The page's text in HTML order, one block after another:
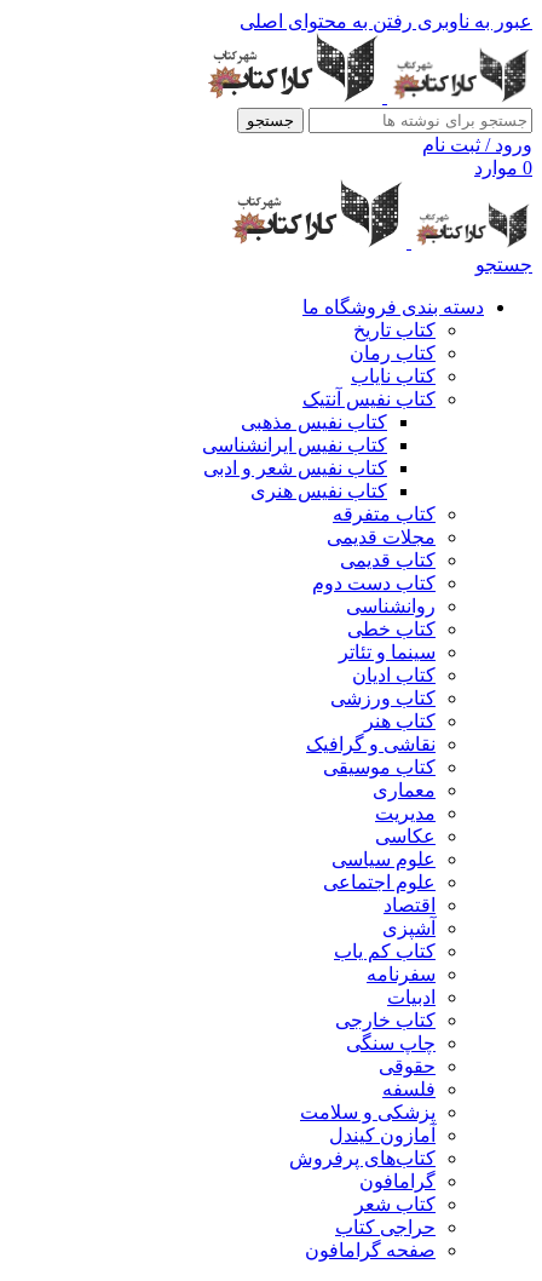
عبور به ناوبری رفتن به محتوای اصلی
جستجو
ورود / ثبت نام
0 موارد
جستجو
دسته بندی فروشگاه ما
کتاب تاریخ
کتاب رمان
کتاب نایاب
کتاب نفیس آنتیک
کتاب نفیس مذهبی
کتاب نفیس ایرانشناسی
کتاب نفیس شعر و ادبی
کتاب نفیس هنری
کتاب متفرقه
مجلات قدیمی
کتاب قدیمی
کتاب دست دوم
روانشناسی
کتاب خطی
سینما و تئاتر
کتاب ادیان
کتاب ورزشی
کتاب هنر
نقاشی و گرافیک
کتاب موسیقی
معماری
مدیریت
عکاسی
علوم سیاسی
علوم اجتماعی
اقتصاد
آشپزی
کتاب کم یاب
سفرنامه
ادبیات
کتاب خارجی
چاپ سنگی
حقوقی
فلسفه
پزشکی و سلامت
آمازون کیندل
کتاب‌های پرفروش
گرامافون
کتاب شعر
حراجی کتاب
صفحه گرامافون